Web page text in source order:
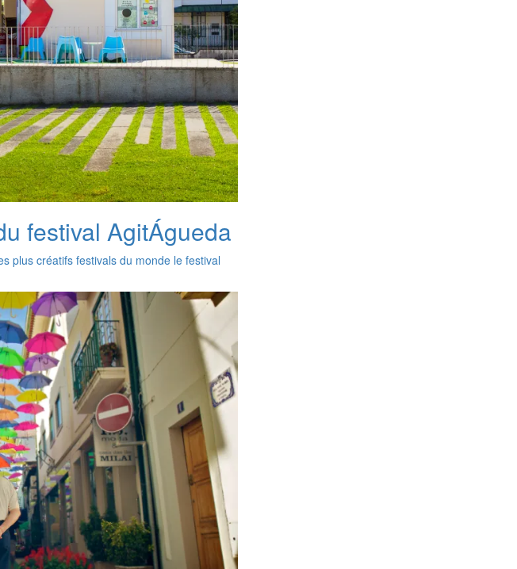
festival AgitÁgueda
plus créatifs festivals du monde le festival